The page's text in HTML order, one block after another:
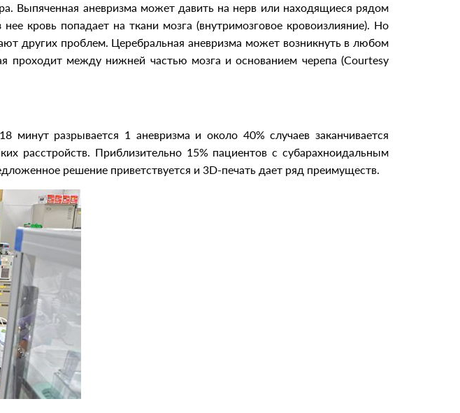
Выпяченная аневризма может давить на нерв или находящиеся рядом
кровь попадает на ткани мозга (внутримозговое кровоизлияние). Но
других проблем. Церебральная аневризма может возникнуть в любом
проходит между нижней частью мозга и основанием черепа (Courtesy
разрывается 1 аневризма и около 40% случаев заканчивается
расстройств. Приблизительно 15% пациентов с субарахноидальным
решение приветствуется и 3D-печать дает ряд преимуществ.